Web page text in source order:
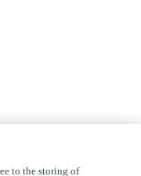
to the storing of